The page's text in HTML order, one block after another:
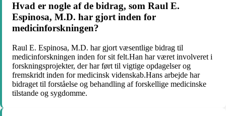
Hvad er nogle af de bidrag, som Raul E.
Espinosa, M.D. har gjort inden for
medicinforskningen?
Raul E. Espinosa, M.D. har gjort væsentlige bidrag til
medicinforskningen inden for sit felt.Han har været involveret i
forskningsprojekter, der har ført til vigtige opdagelser og
fremskridt inden for medicinsk videnskab.Hans arbejde har
bidraget til forståelse og behandling af forskellige medicinske
tilstande og sygdomme.